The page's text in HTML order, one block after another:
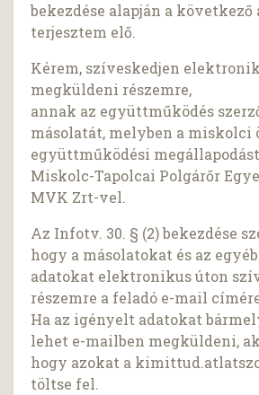
bekezdése alapján a
terjesztem elő.
Kérem, szíveskedjen
megküldeni részemre,
annak az együttműködés
másolatát, melyben a miskolci
együttműködési
Miskolc-Tapolcai Polgárőr
MVK Zrt-vel.
Az Infotv. 30. § (2) bekezdése
hogy a másolatokat és az
adatokat elektronikus úton
részemre a feladó e-mail
Ha az igényelt adatokat
lehet e-mailben megküldeni,
hogy azokat a
töltse fel.